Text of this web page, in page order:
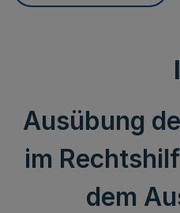
I
Ausübung
im
dem